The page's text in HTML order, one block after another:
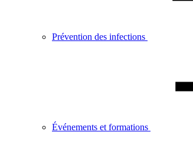
Prévention des infections
Événements et formations